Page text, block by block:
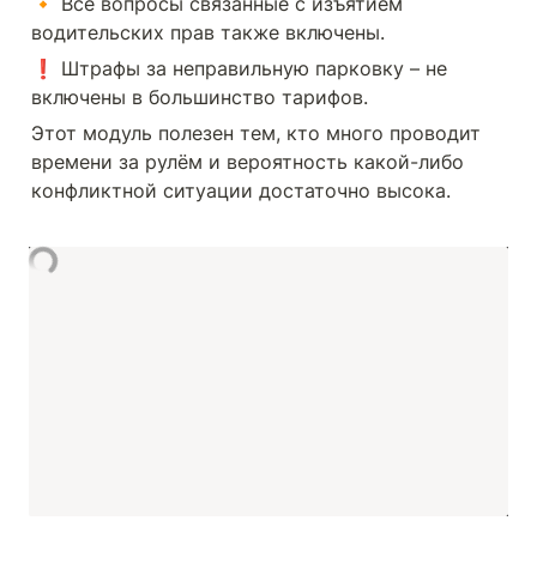
водительских прав также включены.
❗️ Штрафы за неправильную парковку – не
включены в большинство тарифов.
Этот модуль полезен тем, кто много проводит
времени за рулём и вероятность какой-либо
конфликтной ситуации достаточно высока.